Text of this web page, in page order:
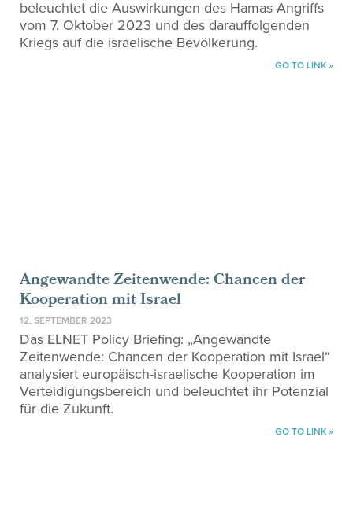
beleuchtet die Auswirkungen des Hamas-Angriffs
vom 7. Oktober 2023 und des darauffolgenden
Kriegs auf die israelische Bevölkerung.
GO TO LINK »
Angewandte Zeitenwende: Chancen der
Kooperation mit Israel
12. SEPTEMBER 2023
Das ELNET Policy Briefing: „Angewandte
Zeitenwende: Chancen der Kooperation mit Israel“
analysiert europäisch-israelische Kooperation im
Verteidigungsbereich und beleuchtet ihr Potenzial
für die Zukunft.
GO TO LINK »